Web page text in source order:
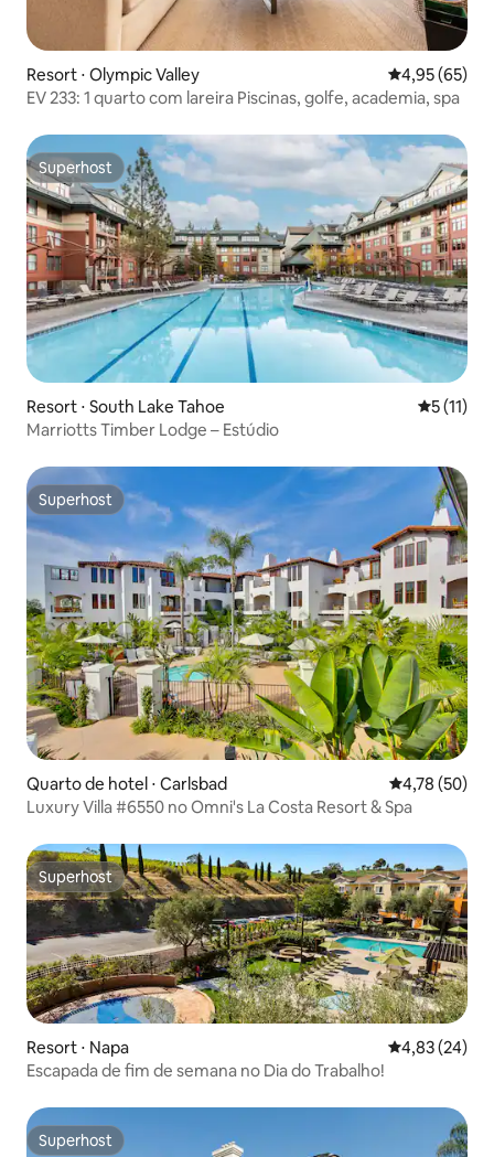
Resort ⋅ Olympic Valley 4,95 de uma
4,95 (65)
EV 233: 1 quarto com lareira Piscinas, golfe, academia, spa
Superhost
Superhost
Resort ⋅ South Lake Tahoe 5 de uma
5 (11)
Marriotts Timber Lodge – Estúdio
Superhost
Superhost
Quarto de hotel ⋅ Carlsbad 4,78 de uma
4,78 (50)
Luxury Villa #6550 no Omni's La Costa Resort & Spa
Superhost
Superhost
Resort ⋅ Napa 4,83 de uma
4,83 (24)
Escapada de fim de semana no Dia do Trabalho!
Superhost
Superhost